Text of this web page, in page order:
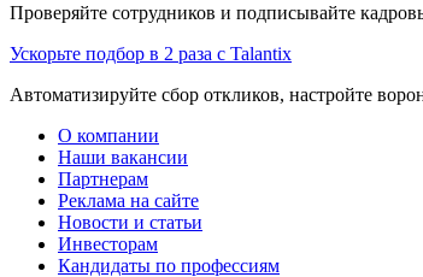
Проверяйте сотрудников и подписывайте
Ускорьте подбор в 2 раза с Talantix
Автоматизируйте сбор откликов, настройте
О компании
Наши вакансии
Партнерам
Реклама на сайте
Новости и статьи
Инвесторам
Кандидаты по профессиям